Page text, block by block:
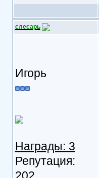
слесарь
Игорь
Награды: 3
Репутация: